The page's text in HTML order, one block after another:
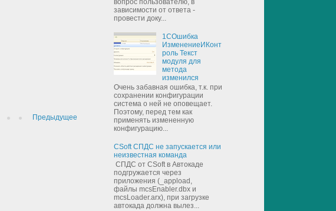
Предыдущее
вопрос пользователю, в
зависимости от ответа -
провести доку...
1СОшибка
ИзменениеИКонт
роль Текст
модуля для
метода
изменился
Очень забавная ошибка, т.к. при
сохранении конфигурации
система о ней не оповещает.
Поэтому, перед тем как
применять измененную
конфигурацию...
CSoft СПДС не запускается или
неизвестная команда
СПДС от CSoft в Автокаде
подгружается через
приложения (_appload,
файлы mcsEnabler.dbx и
mcsLoader.arx), при загрузке
автокада должна вылез...